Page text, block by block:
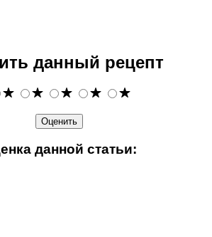
данный рецепт
данной статьи: